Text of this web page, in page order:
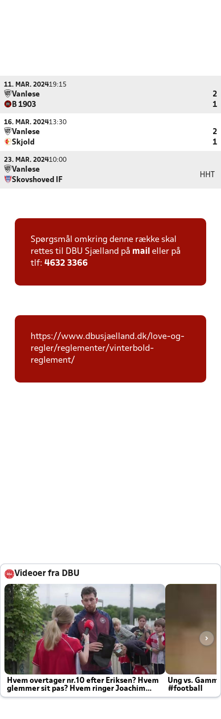
11. MAR. 202419:15
Vanløse
2
B 1903
1
16. MAR. 202413:30
Vanløse
2
Skjold
1
23. MAR. 202410:00
Vanløse
Skovshoved IF
HHT
Spørgsmål omkring denne række skal
rettes til DBU Sjælland på mail eller på
tlf: 4632 3366
https://www.dbusjaelland.dk/love-og-
regler/reglementer/vinterbold-
reglement/
Videoer fra DBU
Hvem overtager nr.10 efter Eriksen? Hvem
glemmer sit pas? Hvem ringer Joachim
altid til efter kampe?
Ung vs.
#football